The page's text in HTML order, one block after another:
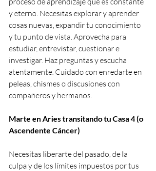
y eterno. Necesitas explorar y aprender
cosas nuevas, expandir tu conocimiento
y tu punto de vista. Aprovecha para
estudiar, entrevistar, cuestionar e
investigar. Haz preguntas y escucha
atentamente. Cuidado con enredarte en
peleas, chismes o discusiones con
compañeros y hermanos.
Marte en Aries transitando tu Casa 4 (o
Ascendente Cáncer)
Necesitas liberarte del pasado, de la
culpa y de los límites impuestos por tus